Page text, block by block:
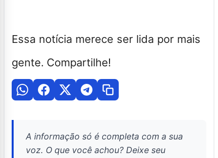
Essa notícia merece ser lida por mais
gente. Compartilhe!
A informação só é completa com a sua
voz. O que você achou? Deixe seu